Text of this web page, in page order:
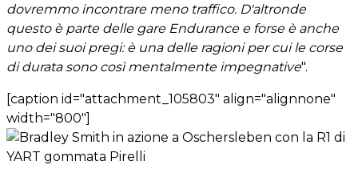
dovremmo incontrare meno traffico. D'altronde
questo è parte delle gare Endurance e forse è anche
uno dei suoi pregi: è una delle ragioni per cui le corse
di durata sono così mentalmente impegnative".
[caption id="attachment_105803" align="alignnone"
width="800"]